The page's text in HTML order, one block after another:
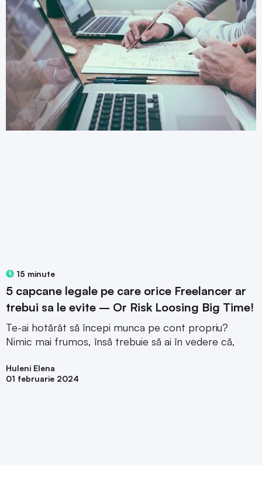
15 minute
5 capcane legale pe care orice Freelancer ar
trebui sa le evite – Or Risk Loosing Big Time!
Te-ai hotărât să începi munca pe cont propriu?
Nimic mai frumos, însă trebuie să ai în vedere că,
Huleni Elena
01 februarie 2024